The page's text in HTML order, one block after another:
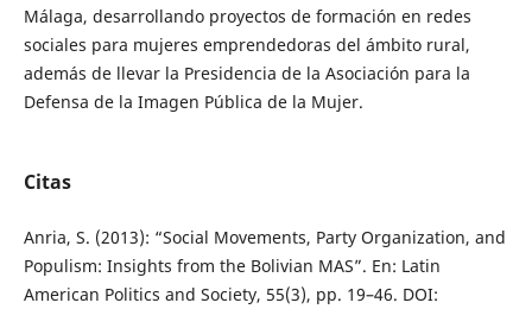
Málaga, desarrollando proyectos de formación en redes
sociales para mujeres emprendedoras del ámbito rural,
además de llevar la Presidencia de la Asociación para la
Defensa de la Imagen Pública de la Mujer.
Citas
Anria, S. (2013): “Social Movements, Party Organization, and
Populism: Insights from the Bolivian MAS”. En: Latin
American Politics and Society, 55(3), pp. 19–46. DOI: